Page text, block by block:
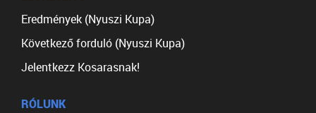
Eredmények (Nyuszi Kupa)
Következő forduló (Nyuszi Kupa)
Jelentkezz Kosarasnak!
RÓLUNK